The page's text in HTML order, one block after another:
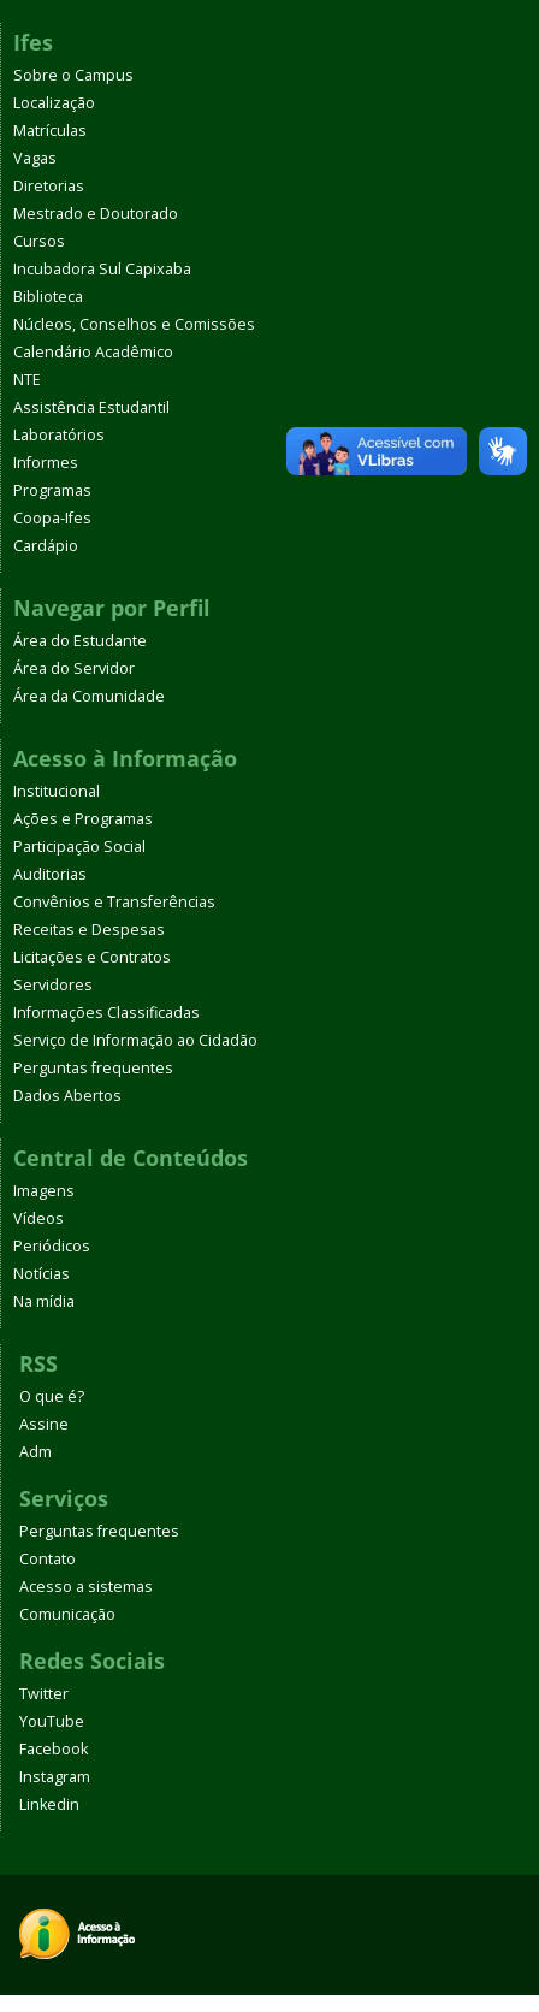
Ifes
Sobre o Campus
Localização
Matrículas
Vagas
Diretorias
Mestrado e Doutorado
Cursos
Incubadora Sul Capixaba
Biblioteca
Núcleos, Conselhos e Comissões
Calendário Acadêmico
NTE
Assistência Estudantil
Laboratórios
Informes
Programas
Coopa-Ifes
Cardápio
Navegar por Perfil
Área do Estudante
Área do Servidor
Área da Comunidade
Acesso à Informação
Institucional
Ações e Programas
Participação Social
Auditorias
Convênios e Transferências
Receitas e Despesas
Licitações e Contratos
Servidores
Informações Classificadas
Serviço de Informação ao Cidadão
Perguntas frequentes
Dados Abertos
Central de Conteúdos
Imagens
Vídeos
Periódicos
Notícias
Na mídia
RSS
O que é?
Assine
Adm
Serviços
Perguntas frequentes
Contato
Acesso a sistemas
Comunicação
Redes Sociais
Twitter
YouTube
Facebook
Instagram
Linkedin